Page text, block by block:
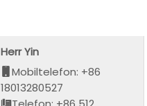
Herr Yin
Mobiltelefon: +86
18013280527